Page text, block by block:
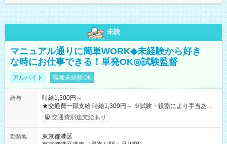
未読
マニュアル通りに簡単WORK◆未経験から好き
な時にお仕事できる！単発OK◎試験監督
アルバイト 職種未経験OK
給与
時給1,300円～
★交通費一部支給 時給1,300円～ ※試験・役割により手当あり
※勤務回数により昇給あり 【即給（前払い）オプションあ
り！】 希望される場合、勤務から1週間ほどで給与の一部を受け
例】 ・河合塾模擬試験 8:30～17:30（休憩1時間） 時給1,300円
交通費別途支給あり
勤務地
東京都港区